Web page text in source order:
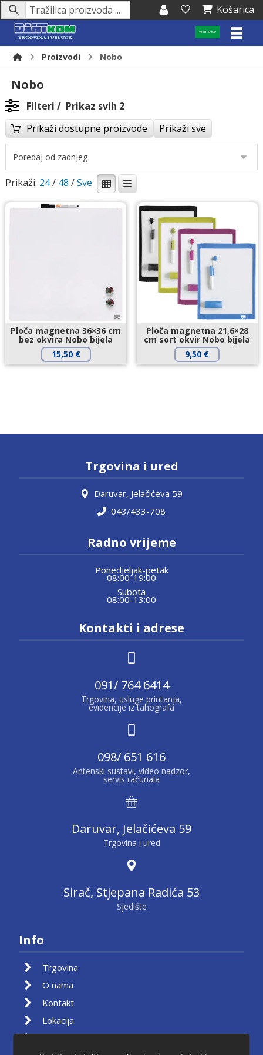
Košarica
WEB SHOP
Proizvodi Nobo
Nobo
Filteri
Prikaz svih 2
Prikaži dostupne proizvode
Prikaži sve
Prikaži: 24/ 48 /
Ploča magnetna 36×36 cm
bez okvira Nobo bijela
15,50 €
Ploča magnetna 21,6×28
cm sort okvir Nobo bijela
9,50 €
Trgovina i ured
Daruvar, Jelačićeva 59
043/433-708
Radno vrijeme
Ponedjeljak-petak
08:00-19:00
Subota
08:00-13:00
Kontakti i adrese
091/ 764 6414
Trgovina, usluge printanja,
evidencije iz tahografa
098/ 651 616
Antenski sustavi, video nadzor,
servis računala
Daruvar, Jelačićeva 59
Trgovina i ured
Sirač, Stjepana Radića 53
Sjedište
Info
Trgovina
O nama
Kontakt
Lokacija